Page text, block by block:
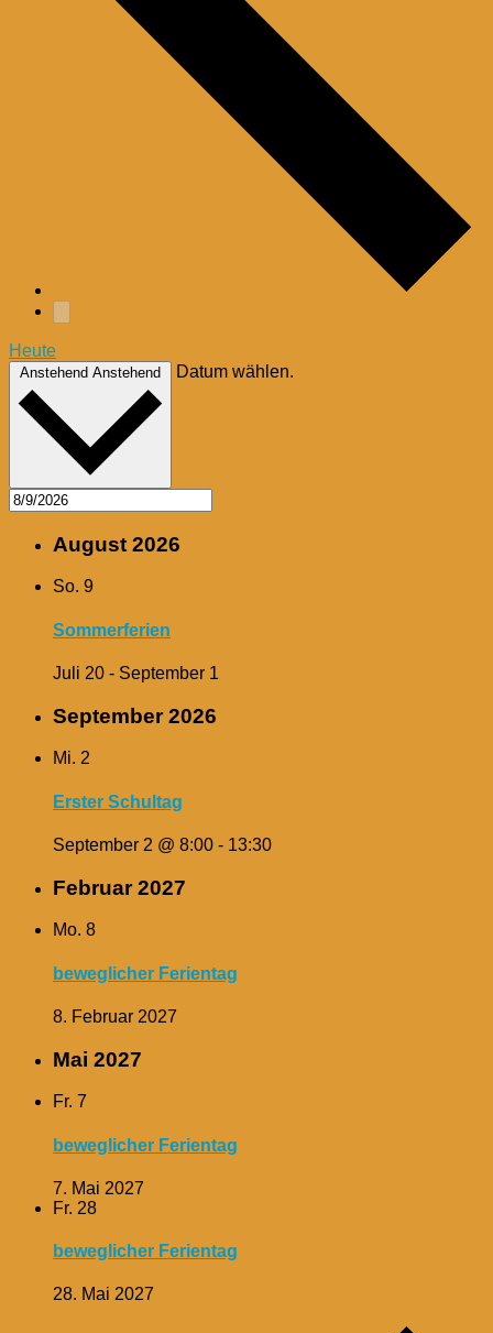
Heute
Anstehend Anstehend Datum wählen.
August 2026
So. 9
Sommerferien
Juli 20 - September 1
September 2026
Mi. 2
Erster Schultag
September 2 @ 8:00 - 13:30
Februar 2027
Mo. 8
beweglicher Ferientag
8. Februar 2027
Mai 2027
Fr. 7
beweglicher Ferientag
7. Mai 2027
Fr. 28
beweglicher Ferientag
28. Mai 2027